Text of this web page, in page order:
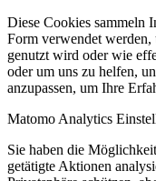
Diese Cookies sammeln
Form verwendet werden,
genutzt wird oder wie
oder um uns zu helfen,
anzupassen, um Ihre
Matomo Analytics
Sie haben die
getätigte Aktionen